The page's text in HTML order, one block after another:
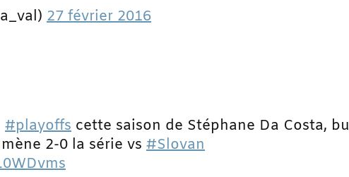
27 février 2016
#playoffs cette saison de Stéphane Da Costa,
mène 2-0 la série vs #Slovan